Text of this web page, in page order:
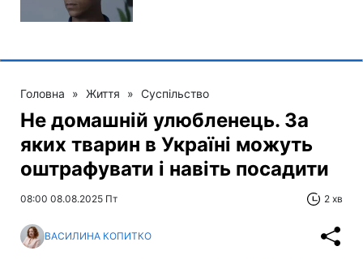
Головна » Життя » Суспільство
Не домашній улюбленець. За
яких тварин в Україні можуть
оштрафувати і навіть посадити
08:00 08.08.2025 Пт 2 хв
ВАСИЛИНА КОПИТКО